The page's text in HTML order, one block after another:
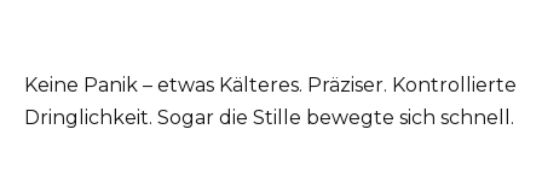
Keine Panik – etwas Kälteres. Präziser. Kontrollierte
Dringlichkeit. Sogar die Stille bewegte sich schnell.